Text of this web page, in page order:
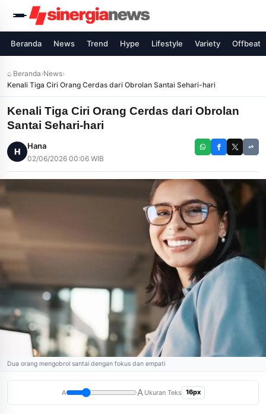
Beranda News Trend Hype Lifestyle Variety Offbeat
⌂ Beranda›News›
Kenali Tiga Ciri Orang Cerdas dari Obrolan Santai Sehari-hari
Kenali Tiga Ciri Orang Cerdas dari Obrolan
Santai Sehari-hari
H
Hana
02/06/2026 00:06 WIB
Dua orang mengobrol santai dengan fokus dan empati
A A Ukuran Teks 16px